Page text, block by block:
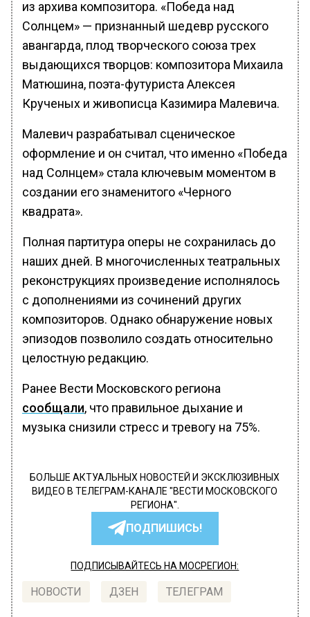
из архива композитора. «Победа над
Солнцем» — признанный шедевр русского
авангарда, плод творческого союза трех
выдающихся творцов: композитора Михаила
Матюшина, поэта-футуриста Алексея
Крученых и живописца Казимира Малевича.
Малевич разрабатывал сценическое
оформление и он считал, что именно «Победа
над Солнцем» стала ключевым моментом в
создании его знаменитого «Черного
квадрата».
Полная партитура оперы не сохранилась до
наших дней. В многочисленных театральных
реконструкциях произведение исполнялось
с дополнениями из сочинений других
композиторов. Однако обнаружение новых
эпизодов позволило создать относительно
целостную редакцию.
Ранее Вести Московского региона
сообщали, что правильное дыхание и
музыка снизили стресс и тревогу на 75%.
БОЛЬШЕ АКТУАЛЬНЫХ НОВОСТЕЙ И ЭКСКЛЮЗИВНЫХ
ВИДЕО В ТЕЛЕГРАМ-КАНАЛЕ "ВЕСТИ МОСКОВСКОГО
РЕГИОНА".
ПОДПИШИСЬ!
ПОДПИСЫВАЙТЕСЬ НА МОСРЕГИОН:
НОВОСТИ ДЗЕН ТЕЛЕГРАМ